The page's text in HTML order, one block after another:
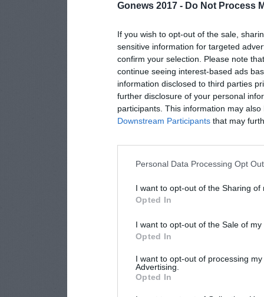
Gonews 2017 - Do Not Process
If you wish to opt-out of the sale,
sensitive information for targeted
confirm your selection. Please note
continue seeing interest-based ads
information disclosed to third parties
further disclosure of your personal
participants. This information may
Downstream Participants that may
Personal Data Processing Opt
I want to opt-out of the Sharing of
Opted In
I want to opt-out of the Sale of
Opted In
I want to opt-out of processing
Advertising.
Opted In